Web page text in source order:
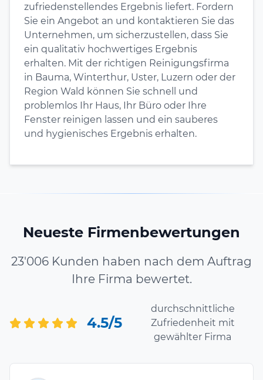
zufriedenstellendes Ergebnis liefert. Fordern
Sie ein Angebot an und kontaktieren Sie das
Unternehmen, um sicherzustellen, dass Sie
ein qualitativ hochwertiges Ergebnis
erhalten. Mit der richtigen Reinigungsfirma
in Bauma, Winterthur, Uster, Luzern oder der
Region Wald können Sie schnell und
problemlos Ihr Haus, Ihr Büro oder Ihre
Fenster reinigen lassen und ein sauberes
und hygienisches Ergebnis erhalten.
Neueste Firmenbewertungen
23'006 Kunden haben nach dem Auftrag
Ihre Firma bewertet.
4.5/5
durchschnittliche
Zufriedenheit mit
gewählter Firma